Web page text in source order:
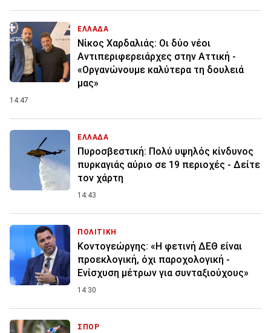
ΕΛΛΑΔΑ
Νίκος Χαρδαλιάς: Οι δύο νέοι
Αντιπεριφερειάρχες στην Αττική -
«Οργανώνουμε καλύτερα τη δουλειά
μας»
14:47
ΕΛΛΑΔΑ
Πυροσβεστική: Πολύ υψηλός κίνδυνος
πυρκαγιάς αύριο σε 19 περιοχές - Δείτε
τον χάρτη
14:43
ΠΟΛΙΤΙΚΗ
Κοντογεώργης: «Η φετινή ΔΕΘ είναι
προεκλογική, όχι παροχολογική -
Ενίσχυση μέτρων για συνταξιούχους»
14:30
ΣΠΟΡ